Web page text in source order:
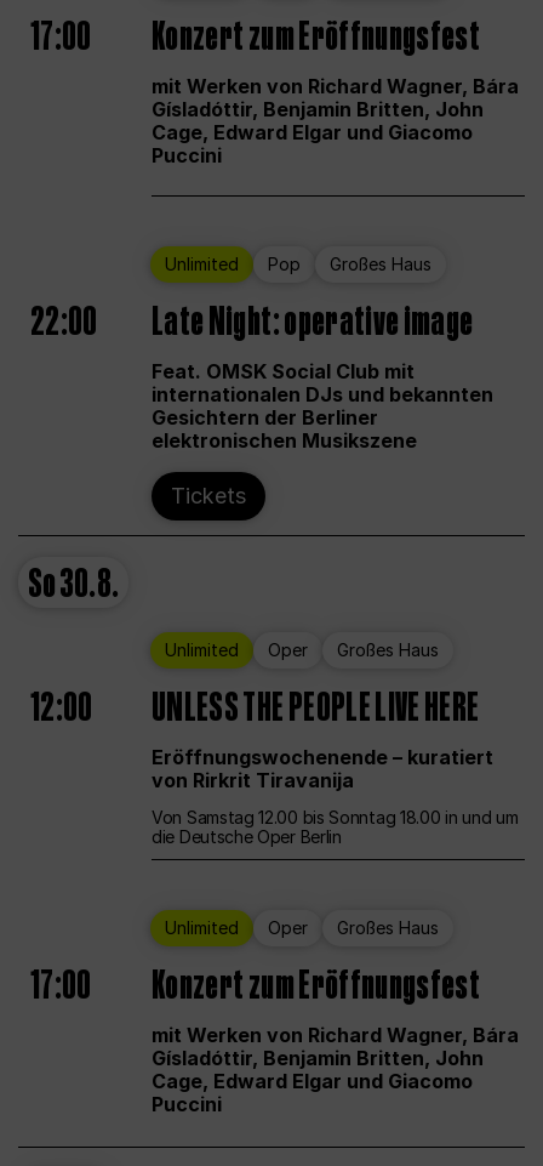
17:00 Konzert zum Eröffnungsfest
mit Werken von Richard Wagner, Bára
Gísladóttir, Benjamin Britten, John
Cage, Edward Elgar und Giacomo
Puccini
Unlimited Pop Großes Haus
22:00 Late Night: operative image
Feat. OMSK Social Club mit
internationalen DJs und bekannten
Gesichtern der Berliner
elektronischen Musikszene
Tickets
So30.8.
Unlimited Oper Großes Haus
12:00 UNLESS THE PEOPLE LIVE HERE
Eröffnungswochenende – kuratiert
von Rirkrit Tiravanija
Von Samstag 12.00 bis Sonntag 18.00 in und um
die Deutsche Oper Berlin
Unlimited Oper Großes Haus
17:00 Konzert zum Eröffnungsfest
mit Werken von Richard Wagner, Bára
Gísladóttir, Benjamin Britten, John
Cage, Edward Elgar und Giacomo
Puccini